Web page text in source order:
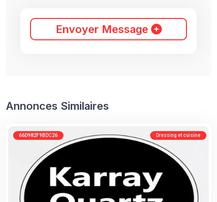
Envoyer Message
Annonces Similaires
66D982F9BDC26 Dressing et cuisine